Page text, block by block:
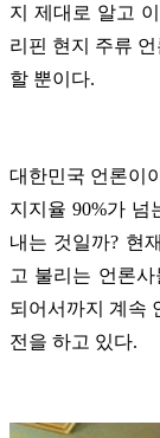
지 제대로 알고
리핀 현지 주류
할 뿐이다.
대한민국 언론이
지지율 90%가
내는 것일까? 현
고 불리는 언론
되어서까지 계속
전을 하고 있다.